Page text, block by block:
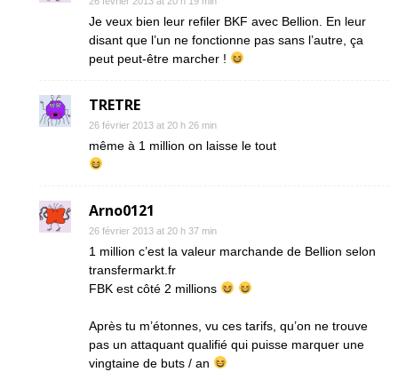
Je veux bien leur refiler BKF avec Bellion. En leur
disant que l’un ne fonctionne pas sans l’autre, ça
peut peut-être marcher !
TRETRE
26 février 2013 at 20 h 26 min
même à 1 million on laisse le tout
Arno0121
26 février 2013 at 20 h 37 min
1 million c’est la valeur marchande de Bellion selon
transfermarkt.fr
FBK est côté 2 millions
Après tu m’étonnes, vu ces tarifs, qu’on ne trouve
pas un attaquant qualifié qui puisse marquer une
vingtaine de buts / an